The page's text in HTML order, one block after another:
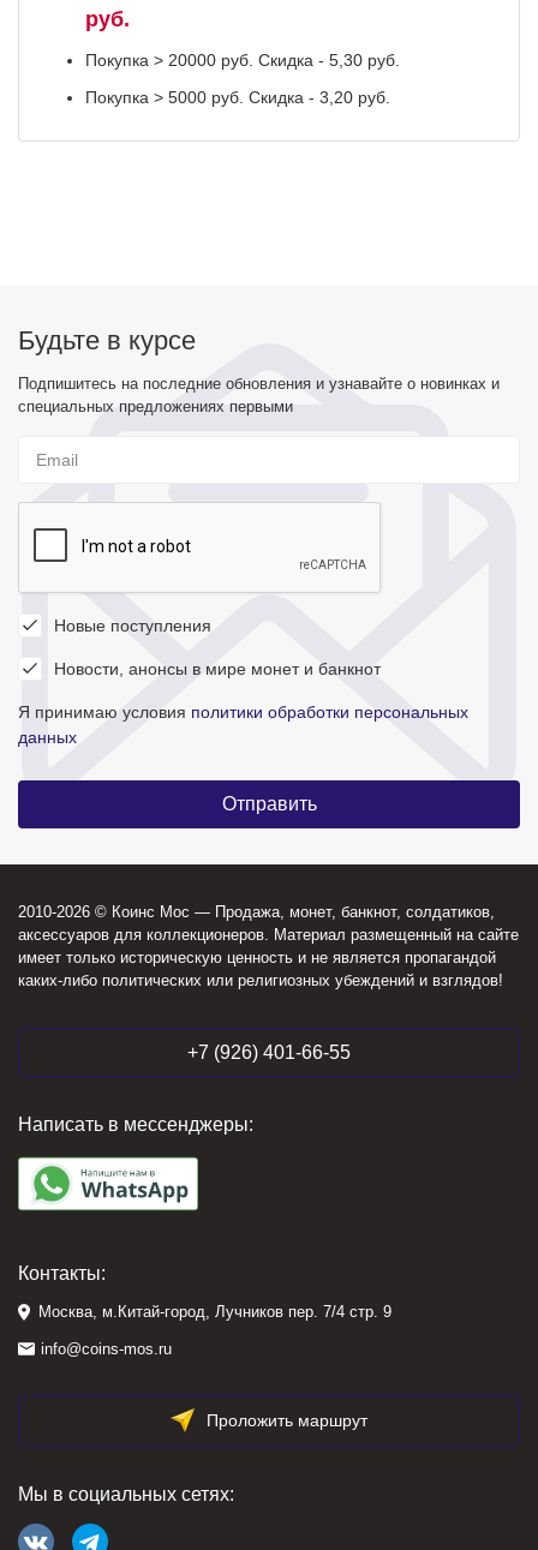
руб.
Покупка > 20000 руб. Скидка - 5,30 руб.
Покупка > 5000 руб. Скидка - 3,20 руб.
Будьте в курсе
Подпишитесь на последние обновления и узнавайте о новинках и
специальных предложениях первыми
Новые поступления
Новости, анонсы в мире монет и банкнот
Я принимаю условия политики обработки персональных
данных
2010-2026 © Коинс Мос — Продажа, монет, банкнот, солдатиков,
аксессуаров для коллекционеров. Материал размещенный на сайте
имеет только историческую ценность и не является пропагандой
каких-либо политических или религиозных убеждений и взглядов!
+7 (926) 401-66-55
Написать в мессенджеры:
Контакты:
Москва, м.Китай-город, Лучников пер. 7/4 стр. 9
info@coins-mos.ru
Проложить маршрут
Мы в социальных сетях: